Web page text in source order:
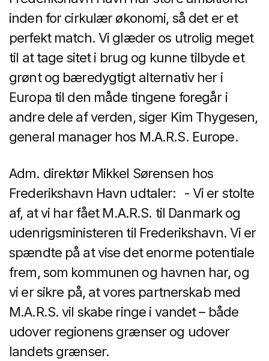
inden for cirkulær økonomi, så det er et
perfekt match. Vi glæder os utrolig meget
til at tage sitet i brug og kunne tilbyde et
grønt og bæredygtigt alternativ her i
Europa til den måde tingene foregår i
andre dele af verden, siger Kim Thygesen,
general manager hos M.A.R.S. Europe.
Adm. direktør Mikkel Sørensen hos
Frederikshavn Havn udtaler: - Vi er stolte
af, at vi har fået M.A.R.S. til Danmark og
udenrigsministeren til Frederikshavn. Vi er
spændte på at vise det enorme potentiale
frem, som kommunen og havnen har, og
vi er sikre på, at vores partnerskab med
M.A.R.S. vil skabe ringe i vandet – både
udover regionens grænser og udover
landets grænser.